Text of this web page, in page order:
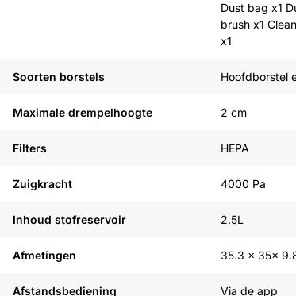
Dust bag x1
brush x1
x1
Soorten borstels Hoofdborstel
Maximale drempelhoogte 2 cm
Filters HEPA
Zuigkracht 4000 Pa
Inhoud stofreservoir 2.5L
Afmetingen 35.3 x 35x
Afstandsbediening Via de app